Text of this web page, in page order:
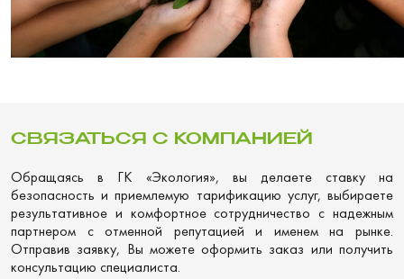
СВЯЗАТЬСЯ С КОМПАНИЕЙ
Обращаясь в ГК «Экология», вы делаете ставку на
безопасность и приемлемую тарификацию услуг, выбираете
результативное и комфортное сотрудничество с надежным
партнером с отменной репутацией и именем на рынке.
Отправив заявку, Вы можете оформить заказ или получить
консультацию специалиста.